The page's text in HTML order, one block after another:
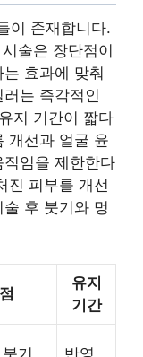
이 존재합니다.
술은 장단점이
효과에 맞춰
는 즉각적인
지 기간이 짧다
개선과 얼굴 윤
임을 제한한다
진 피부를 개선
후 붓기와 멍
유지
기간